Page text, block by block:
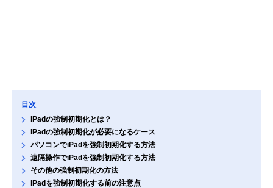
目次
iPadの強制初期化とは？
iPadの強制初期化が必要になるケース
パソコンでiPadを強制初期化する方法
遠隔操作でiPadを強制初期化する方法
その他の強制初期化の方法
iPadを強制初期化する前の注意点